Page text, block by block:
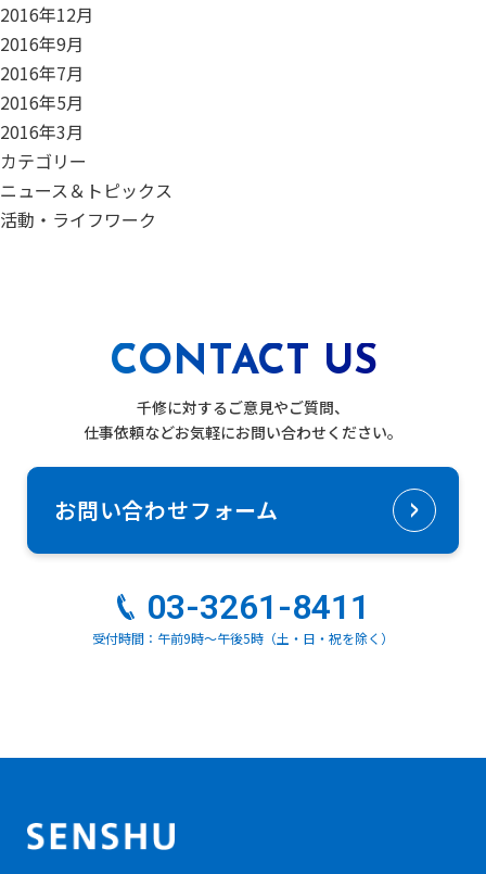
2016年12月
2016年9月
2016年7月
2016年5月
2016年3月
カテゴリー
ニュース＆トピックス
活動・ライフワーク
CONTACT US
千修に対するご意見やご質問、
仕事依頼などお気軽にお問い合わせください。
お問い合わせフォーム
03-3261-8411
受付時間：午前9時～午後5時（土・日・祝を除く）